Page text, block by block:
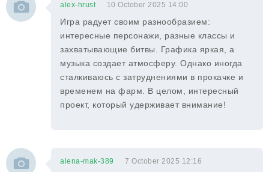
alex-hrust 10 October 2025 14:00
Игра радует своим разнообразием:
интересные персонажи, разные классы и
захватывающие битвы. Графика яркая, а
музыка создает атмосферу. Однако иногда
сталкиваюсь с затруднениями в прокачке и
временем на фарм. В целом, интересный
проект, который удерживает внимание!
alena-mak-389 7 October 2025 12:16